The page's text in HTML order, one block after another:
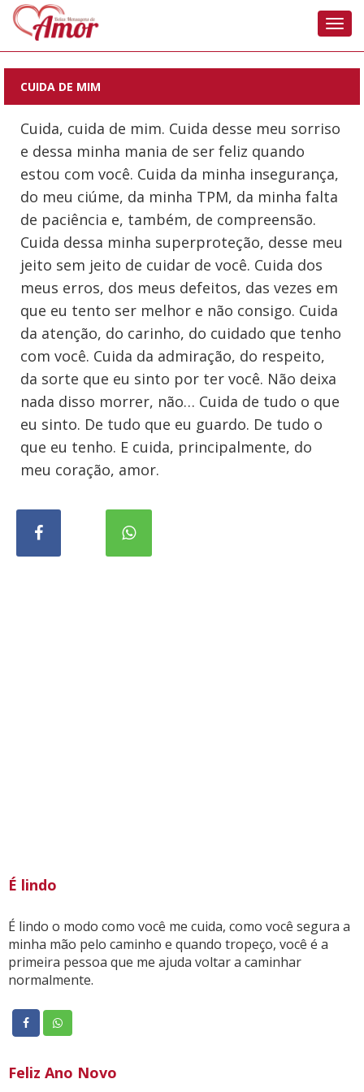
CUIDA DE MIM
Cuida, cuida de mim. Cuida desse meu sorriso
e dessa minha mania de ser feliz quando
estou com você. Cuida da minha insegurança,
do meu ciúme, da minha TPM, da minha falta
de paciência e, também, de compreensão.
Cuida dessa minha superproteção, desse meu
jeito sem jeito de cuidar de você. Cuida dos
meus erros, dos meus defeitos, das vezes em
que eu tento ser melhor e não consigo. Cuida
da atenção, do carinho, do cuidado que tenho
com você. Cuida da admiração, do respeito,
da sorte que eu sinto por ter você. Não deixa
nada disso morrer, não… Cuida de tudo o que
eu sinto. De tudo que eu guardo. De tudo o
que eu tenho. E cuida, principalmente, do
meu coração, amor.
É lindo
É lindo o modo como você me cuida, como você segura a
minha mão pelo caminho e quando tropeço, você é a
primeira pessoa que me ajuda voltar a caminhar
normalmente.
Feliz Ano Novo